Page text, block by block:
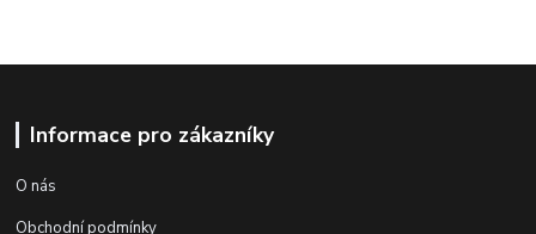
Informace pro zákazníky
O nás
Obchodní podmínky